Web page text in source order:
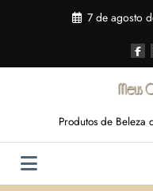
7 de agosto
Produtos de Beleza